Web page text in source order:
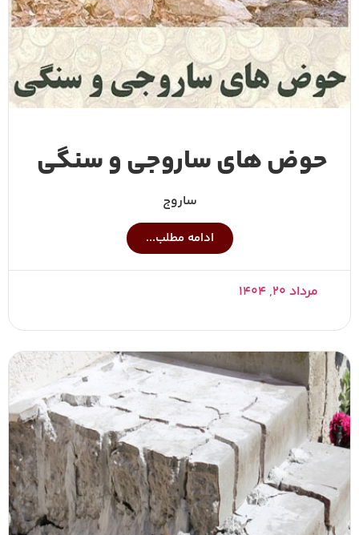
حوض های ساروجی و سنگی
ساروج
ادامه مطلب...
مرداد ۲۰, ۱۴۰۴